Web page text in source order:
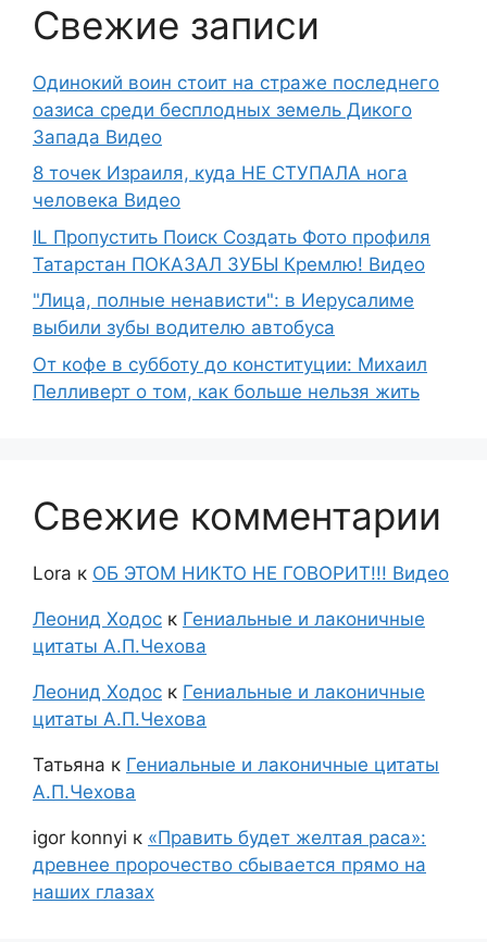
Свежие записи
Одинокий воин стоит на страже последнего
оазиса среди бесплодных земель Дикого
Запада Видео
8 точек Израиля, куда НЕ СТУПАЛА нога
человека Видео
IL Пропустить Поиск Создать Фото профиля
Татарстан ПОКАЗАЛ ЗУБЫ Кремлю! Видео
"Лица, полные ненависти": в Иерусалиме
выбили зубы водителю автобуса
От кофе в субботу до конституции: Михаил
Пелливерт о том, как больше нельзя жить
Свежие комментарии
Lora к ОБ ЭТОМ НИКТО НЕ ГОВОРИТ!!! Видео
Леонид Ходос к Гениальные и лаконичные
цитаты А.П.Чехова
Леонид Ходос к Гениальные и лаконичные
цитаты А.П.Чехова
Татьяна к Гениальные и лаконичные цитаты
А.П.Чехова
igor konnyi к «Править будет желтая раса»:
древнее пророчество сбывается прямо на
наших глазах